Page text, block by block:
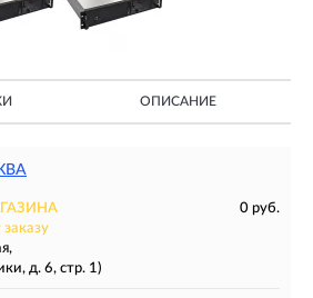
ОПИСАНИЕ
0 руб.
д. 6, стр. 1)